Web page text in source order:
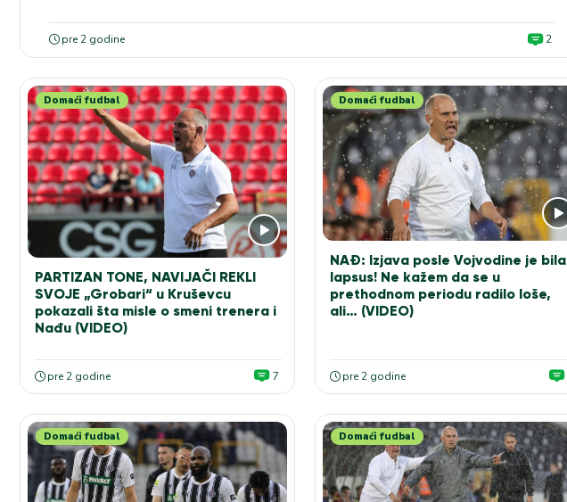
Crno-beli već šest uzastopnih mečeva, a pet u prvenstvu,...
pre 2 godine 2
Domaći fudbal
PARTIZAN TONE, NAVIJAČI REKLI
SVOJE „Grobari“ u Kruševcu
pokazali šta misle o smeni trenera i
Nađu (VIDEO)
pre 2 godine 7
Domaći fudbal
NAĐ: Izjava posle Vojvodine je bila
lapsus! Ne kažem da se u
prethodnom periodu radilo loše,
ali… (VIDEO)
pre 2 godine
Domaći fudbal Domaći fudbal